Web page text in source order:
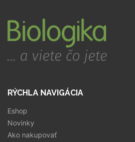
RÝCHLA NAVIGÁCIA
Eshop
Novinky
Ako nakupovať